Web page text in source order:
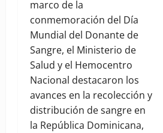
marco de la
conmemoración del Día
Mundial del Donante de
Sangre, el Ministerio de
Salud y el Hemocentro
Nacional destacaron los
avances en la recolección y
distribución de sangre en
la República Dominicana,